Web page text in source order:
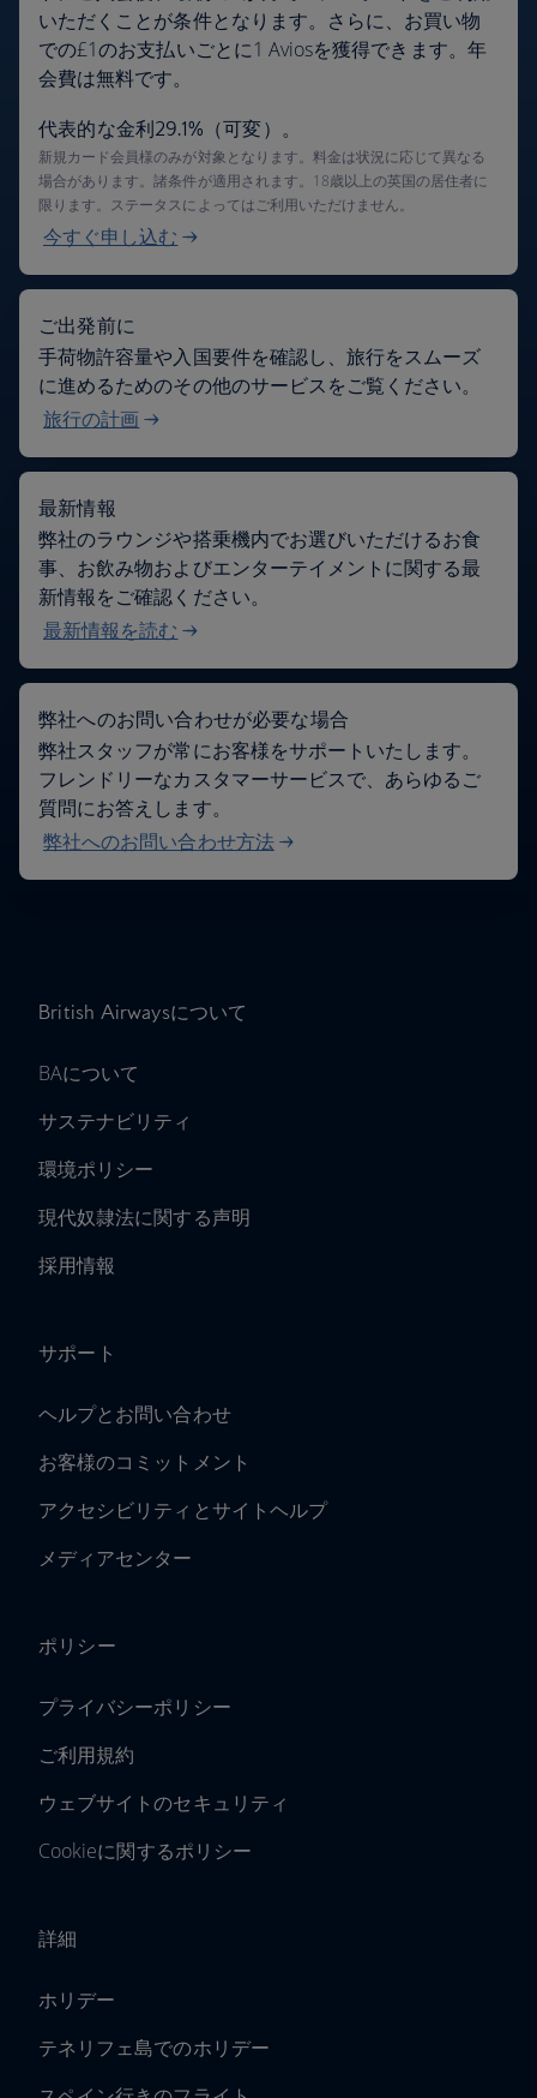
いただくことが条件となります。さらに、お買い物
での£1のお支払いごとに1 Aviosを獲得できます。年
会費は無料です。
代表的な金利29.1%（可変）。
新規カード会員様のみが対象となります。料金は状況に応じて異なる
場合があります。諸条件が適用されます。18歳以上の英国の居住者に
限ります。ステータスによってはご利用いただけません。
今すぐ申し込む
ご出発前に
手荷物許容量や入国要件を確認し、旅行をスムーズ
に進めるためのその他のサービスをご覧ください。
旅行の計画
最新情報
弊社のラウンジや搭乗機内でお選びいただけるお食
事、お飲み物およびエンターテイメントに関する最
新情報をご確認ください。
最新情報を読む
弊社へのお問い合わせが必要な場合
弊社スタッフが常にお客様をサポートいたします。
フレンドリーなカスタマーサービスで、あらゆるご
質問にお答えします。
弊社へのお問い合わせ方法
British Airwaysについて
BAについて
サステナビリティ
環境ポリシー
現代奴隷法に関する声明
採用情報
サポート
ヘルプとお問い合わせ
お客様のコミットメント
アクセシビリティとサイトヘルプ
メディアセンター
ポリシー
プライバシーポリシー
ご利用規約
ウェブサイトのセキュリティ
Cookieに関するポリシー
詳細
ホリデー
テネリフェ島でのホリデー